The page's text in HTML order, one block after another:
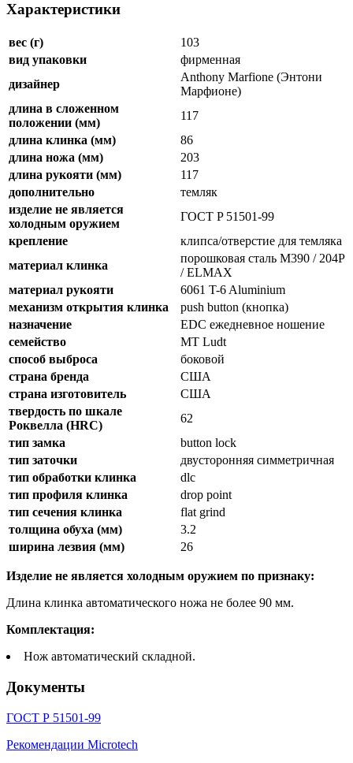
Характеристики
вес (г)
103
вид упаковки
фирменная
дизайнер
Anthony Marfione (Энтони
Марфионе)
длина в сложенном
положении (мм)
117
длина клинка (мм)
86
длина ножа (мм)
203
длина рукояти (мм)
117
дополнительно
темляк
изделие не является
холодным оружием
ГОСТ P 51501-99
крепление
клипса/отверстие для темляка
материал клинка
порошковая сталь M390 / 204P
/ ELMAX
материал рукояти
6061 T-6 Aluminium
механизм открытия клинка
push button (кнопка)
назначение
EDC ежедневное ношение
семейство
MT Ludt
способ выброса
боковой
страна бренда
США
страна изготовитель
США
твердость по шкале
Роквелла (HRC)
62
тип замка
button lock
тип заточки
двусторонняя симметричная
тип обработки клинка
dlc
тип профиля клинка
drop point
тип сечения клинка
flat grind
толщина обуха (мм)
3.2
ширина лезвия (мм)
26
Изделие не является холодным оружием по признаку:
Длина клинка автоматического ножа не более 90 мм.
Комплектация:
Нож автоматический складной.
Документы
ГОСТ Р 51501-99
Рекомендации Microtech